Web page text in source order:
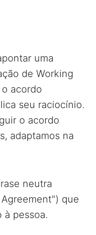
uma
de Working
acordo
seu raciocínio.
o acordo
adaptamos na
neutra
que
à pessoa.